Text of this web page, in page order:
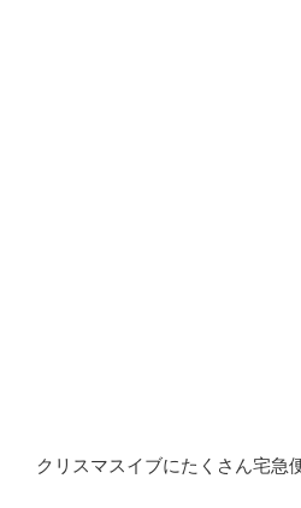
クリスマスイブにたくさん宅急